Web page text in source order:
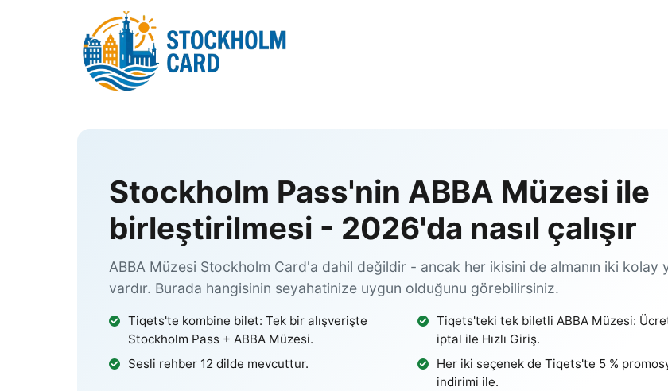
Stockholm Pass'nin ABBA Müzesi ile
birleştirilmesi - 2026'da nasıl çalışır
ABBA Müzesi Stockholm Card'a dahil değildir - ancak her ikisini de almanın iki kolay
vardır. Burada hangisinin seyahatinize uygun olduğunu görebilirsiniz.
Tiqets'te kombine bilet: Tek bir alışverişte
Stockholm Pass + ABBA Müzesi.
Tiqets'teki tek biletli ABBA Müzesi:
iptal ile Hızlı Giriş.
Sesli rehber 12 dilde mevcuttur.
Her iki seçenek de Tiqets'te 5 %
indirimi ile.